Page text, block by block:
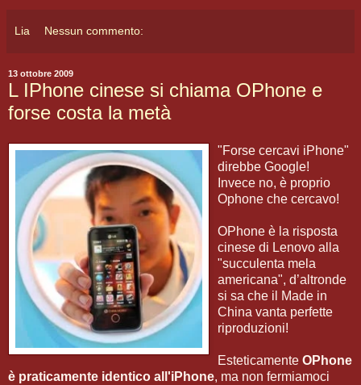
Lia Nessun commento:
13 ottobre 2009
L IPhone cinese si chiama OPhone e
forse costa la metà
"Forse cercavi iPhone"
direbbe Google!
Invece no, è proprio
Ophone che cercavo!
OPhone è la risposta
cinese di Lenovo alla
"succulenta mela
americana", d’altronde
si sa che il Made in
China vanta perfette
riproduzioni!
Esteticamente OPhone
è praticamente identico all'iPhone, ma non fermiamoci